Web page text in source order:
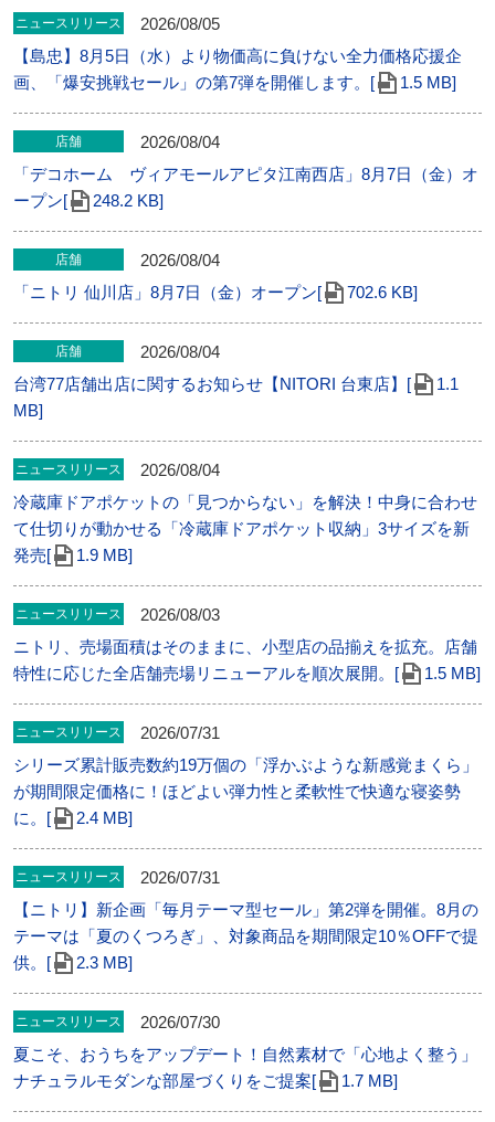
ニュースリリース
2026/08/05
【島忠】8月5日（水）より物価高に負けない全力価格応援企
画、「爆安挑戦セール」の第7弾を開催します。[
1.5 MB]
店舗
2026/08/04
「デコホーム ヴィアモールアピタ江南西店」8月7日（金）オ
ープン[
248.2 KB]
店舗
2026/08/04
「ニトリ 仙川店」8⽉7⽇（金）オープン[
702.6 KB]
店舗
2026/08/04
台湾77店舗出店に関するお知らせ【NITORI 台東店】[
1.1
MB]
ニュースリリース
2026/08/04
冷蔵庫ドアポケットの「見つからない」を解決！中身に合わせ
て仕切りが動かせる「冷蔵庫ドアポケット収納」3サイズを新
発売[
1.9 MB]
ニュースリリース
2026/08/03
ニトリ、売場面積はそのままに、小型店の品揃えを拡充。店舗
特性に応じた全店舗売場リニューアルを順次展開。[
1.5 MB]
ニュースリリース
2026/07/31
シリーズ累計販売数約19万個の「浮かぶような新感覚まくら」
が期間限定価格に！ほどよい弾力性と柔軟性で快適な寝姿勢
に。[
2.4 MB]
ニュースリリース
2026/07/31
【ニトリ】新企画「毎月テーマ型セール」第2弾を開催。8月の
テーマは「夏のくつろぎ」、対象商品を期間限定10％OFFで提
供。[
2.3 MB]
ニュースリリース
2026/07/30
夏こそ、おうちをアップデート！自然素材で「心地よく整う」
ナチュラルモダンな部屋づくりをご提案[
1.7 MB]